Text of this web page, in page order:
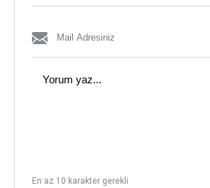
En az 10 karakter gerekli